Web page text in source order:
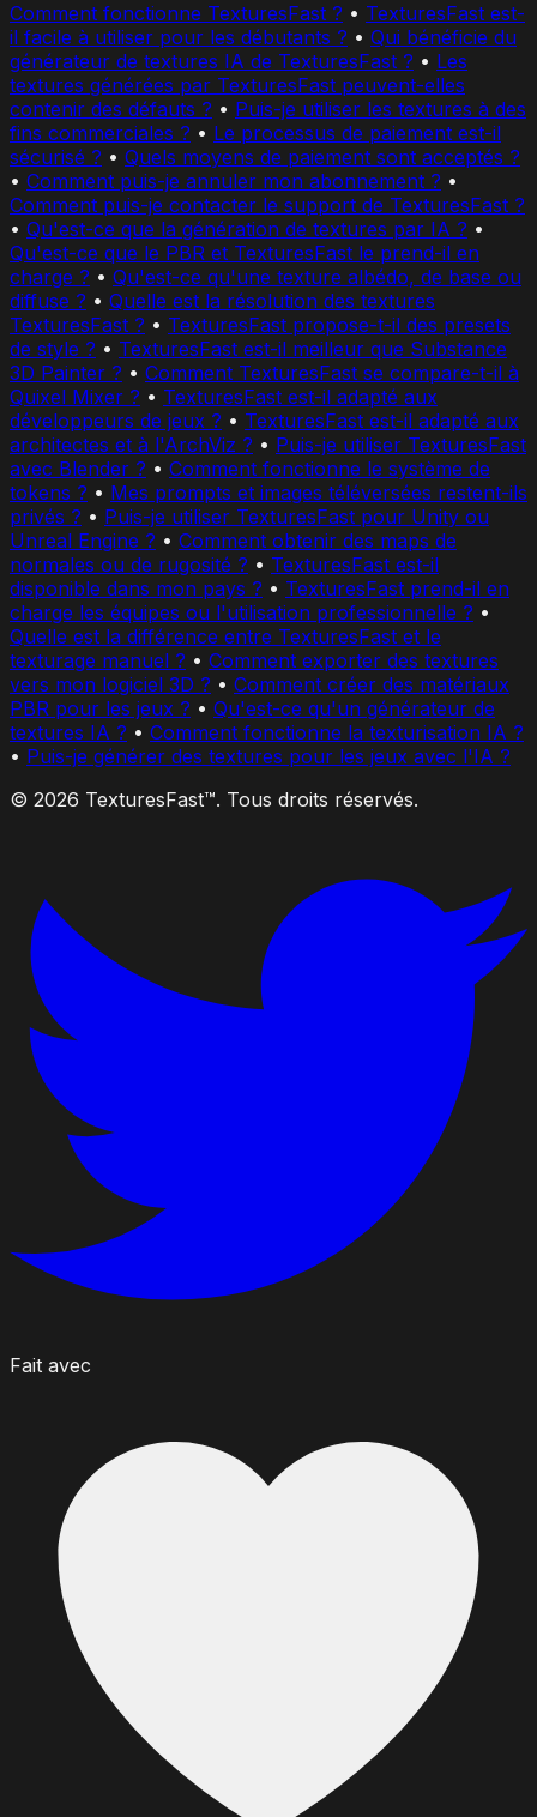
Comment fonctionne TexturesFast ? • TexturesFast est-
il facile à utiliser pour les débutants ? • Qui bénéficie du
générateur de textures IA de TexturesFast ? • Les
textures générées par TexturesFast peuvent-elles
contenir des défauts ? • Puis-je utiliser les textures à des
fins commerciales ? • Le processus de paiement est-il
sécurisé ? • Quels moyens de paiement sont acceptés ?
• Comment puis-je annuler mon abonnement ? •
Comment puis-je contacter le support de TexturesFast ?
• Qu'est-ce que la génération de textures par IA ? •
Qu'est-ce que le PBR et TexturesFast le prend-il en
charge ? • Qu'est-ce qu'une texture albédo, de base ou
diffuse ? • Quelle est la résolution des textures
TexturesFast ? • TexturesFast propose-t-il des presets
de style ? • TexturesFast est-il meilleur que Substance
3D Painter ? • Comment TexturesFast se compare-t-il à
Quixel Mixer ? • TexturesFast est-il adapté aux
développeurs de jeux ? • TexturesFast est-il adapté aux
architectes et à l'ArchViz ? • Puis-je utiliser TexturesFast
avec Blender ? • Comment fonctionne le système de
tokens ? • Mes prompts et images téléversées restent-ils
privés ? • Puis-je utiliser TexturesFast pour Unity ou
Unreal Engine ? • Comment obtenir des maps de
normales ou de rugosité ? • TexturesFast est-il
disponible dans mon pays ? • TexturesFast prend-il en
charge les équipes ou l'utilisation professionnelle ? •
Quelle est la différence entre TexturesFast et le
texturage manuel ? • Comment exporter des textures
vers mon logiciel 3D ? • Comment créer des matériaux
PBR pour les jeux ? • Qu'est-ce qu'un générateur de
textures IA ? • Comment fonctionne la texturisation IA ?
• Puis-je générer des textures pour les jeux avec l'IA ?
© 2026 TexturesFast™. Tous droits réservés.
Fait avec